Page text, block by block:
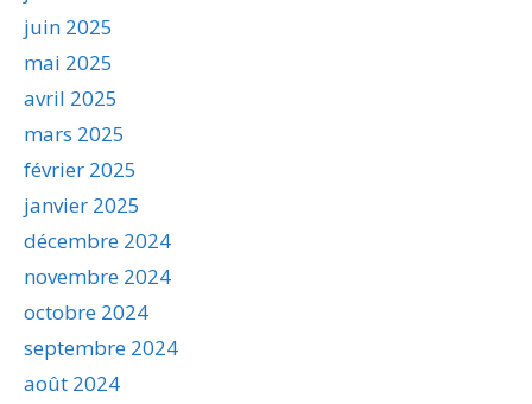
juin 2025
mai 2025
avril 2025
mars 2025
février 2025
janvier 2025
décembre 2024
novembre 2024
octobre 2024
septembre 2024
août 2024